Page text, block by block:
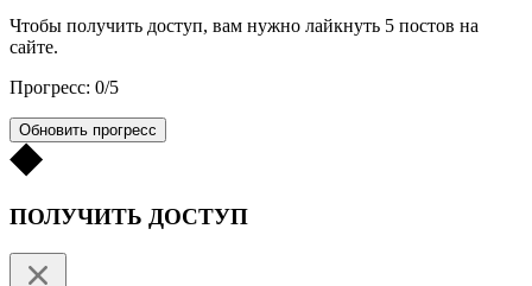
Чтобы получить доступ, вам нужно лайкнуть 5 постов на
сайте.
Прогресс: 0/5
Обновить прогресс
ПОЛУЧИТЬ ДОСТУП